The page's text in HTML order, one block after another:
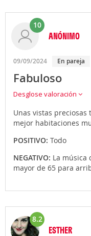
10
ANÓNIMO
09/09/2024 En pareja
Fabuloso
Desglose valoración
Unas vistas
mejor habitaciones
POSITIVO: Todo
NEGATIVO: La música
mayor de 65 para
8.2
ESTHER